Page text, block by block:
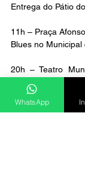
Entrega do Pátio
11h – Praça
Blues no
20h – Teatro
Rua Rubião Júnior,
WhatsApp